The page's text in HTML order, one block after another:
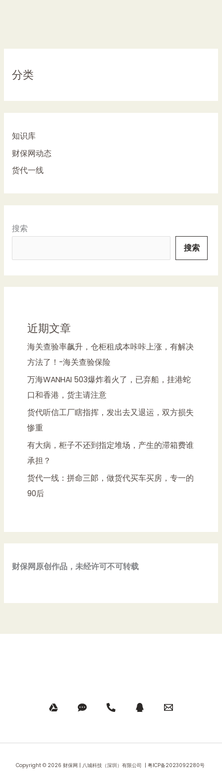
分类
知识库
财保网动态
货代一线
搜索
搜索
近期文章
海关查验率飙升，仓柜租成本咔咔上涨，有解决
方法了！-海关查验保险
万海WANHAI 503爆炸着火了，已弃船，挂港蛇
口和香港，货主请注意
货代听信工厂瞎指挥，发出去又退运，双方损失
惨重
有大病，柜子不还到指定堆场，产生的滞箱费谁
承担？
货代一线：拼命三郞，做货代买车买房，专一的
90后
财保网原创作品，未经许可不可转载
Copyright © 2026 财保网 | 八城科技（深圳）有限公司 | 粤ICP备2023092280号